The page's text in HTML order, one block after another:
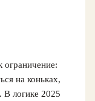
ограничение:
на коньках,
В логике 2025